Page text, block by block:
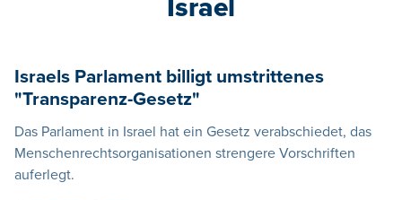
Israel
Israels Parlament billigt umstrittenes
"Transparenz-Gesetz"
Das Parlament in Israel hat ein Gesetz verabschiedet, das
Menschenrechtsorganisationen strengere Vorschriften
auferlegt.